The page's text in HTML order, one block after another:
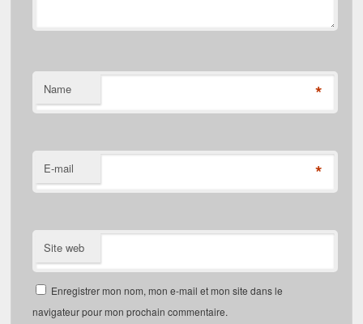
Name *
E-mail *
Site web
Enregistrer mon nom, mon e-mail et mon site dans le
navigateur pour mon prochain commentaire.